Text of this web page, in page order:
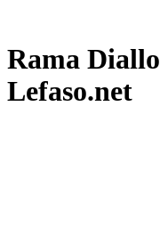
Rama Diallo
Lefaso.net